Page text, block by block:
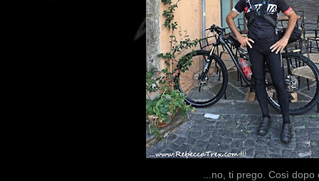
...no, ti prego. Così